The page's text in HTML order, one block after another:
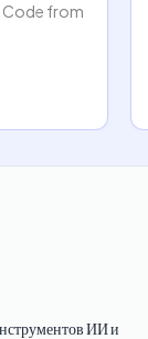
Code from
ИИ и